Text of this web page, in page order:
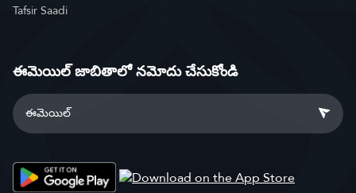
Tafsir Saadi
ఈమెయిల్ జాబితాలో నమోదు చేసుకోండి